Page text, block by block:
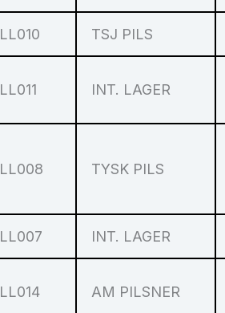
LL010 TSJ PILS
LL011 INT. LAGER
LL008 TYSK PILS
LL007 INT. LAGER
LL014 AM PILSNER